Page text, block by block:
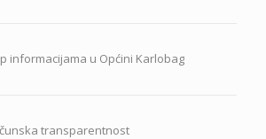
informacijama u Općini Karlobag
transparentnost